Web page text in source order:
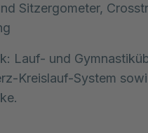
Sitzergometer,
Lauf- und
Kreislauf-System